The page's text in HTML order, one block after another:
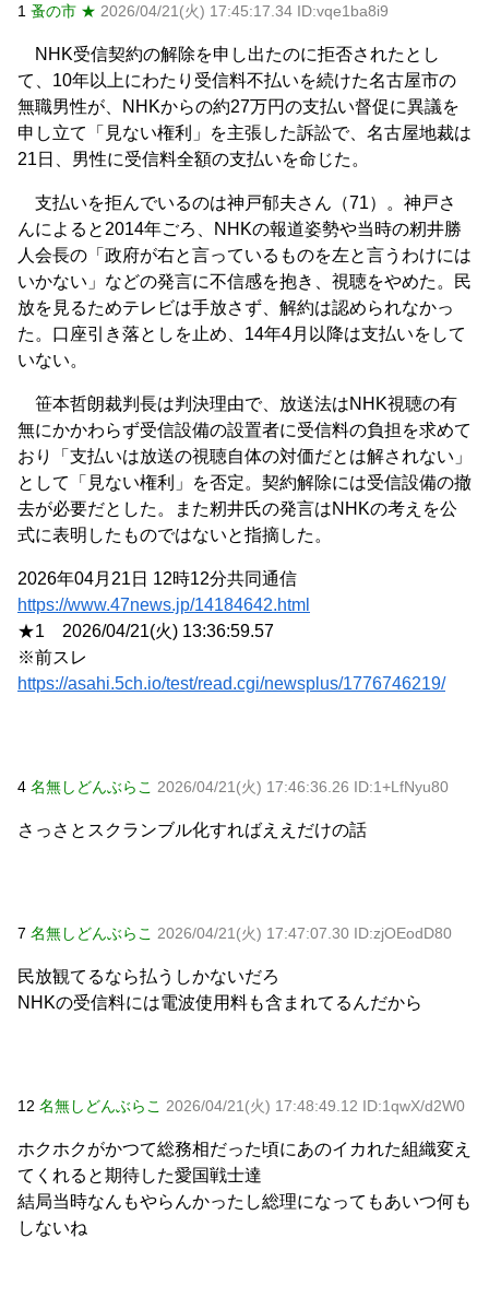
「貯金なんてないよー」父「全部なくなったの！？」→予想
嫁と子作り中なんだけどこうなるｗｗｗ NEW!
【速報】 『有吉の夏休み』、とんでもない発表をしてしま
う！！！！！ NEW!
【完全まとめ】親の介護と老後の不安｜ガル民のリアル体
験談を総整理 NEW!
【物議】元TBSアナ山本里菜が離婚報告→”宝物”発言にガル
元AKB社長、22億円申告漏れ 乃木坂46運営会社の株式を
パチンコ京楽産業に譲渡【ノース・リバー】【窪田康志】
元AKB社長、22億円申告漏れ 乃木坂46運営会社の株式を
パチンコ京楽産業に譲渡【ノース・リバー】【窪田康志】
1 蚤の市 ★ 2026/04/21(火) 17:45:17.34 ID:vqe1ba8i9
NHK受信契約の解除を申し出たのに拒否されたとし
て、10年以上にわたり受信料不払いを続けた名古屋市の
無職男性が、NHKからの約27万円の支払い督促に異議を
申し立て「見ない権利」を主張した訴訟で、名古屋地裁は
21日、男性に受信料全額の支払いを命じた。
支払いを拒んでいるのは神戸郁夫さん（71）。神戸さ
んによると2014年ごろ、NHKの報道姿勢や当時の籾井勝
人会長の「政府が右と言っているものを左と言うわけには
いかない」などの発言に不信感を抱き、視聴をやめた。民
放を見るためテレビは手放さず、解約は認められなかっ
た。口座引き落としを止め、14年4月以降は支払いをして
いない。
笹本哲朗裁判長は判決理由で、放送法はNHK視聴の有
無にかかわらず受信設備の設置者に受信料の負担を求めて
おり「支払いは放送の視聴自体の対価だとは解されない」
として「見ない権利」を否定。契約解除には受信設備の撤
去が必要だとした。また籾井氏の発言はNHKの考えを公
式に表明したものではないと指摘した。
2026年04月21日 12時12分共同通信
https://www.47news.jp/14184642.html
★1 2026/04/21(火) 13:36:59.57
※前スレ
https://asahi.5ch.io/test/read.cgi/newsplus/1776746219/
4 名無しどんぶらこ 2026/04/21(火) 17:46:36.26 ID:1+LfNyu80
さっさとスクランブル化すればええだけの話
7 名無しどんぶらこ 2026/04/21(火) 17:47:07.30 ID:zjOEodD80
民放観てるなら払うしかないだろ
NHKの受信料には電波使用料も含まれてるんだから
12 名無しどんぶらこ 2026/04/21(火) 17:48:49.12 ID:1qwX/d2W0
ホクホクがかつて総務相だった頃にあのイカれた組織変え
てくれると期待した愛国戦士達
結局当時なんもやらんかったし総理になってもあいつ何も
しないね